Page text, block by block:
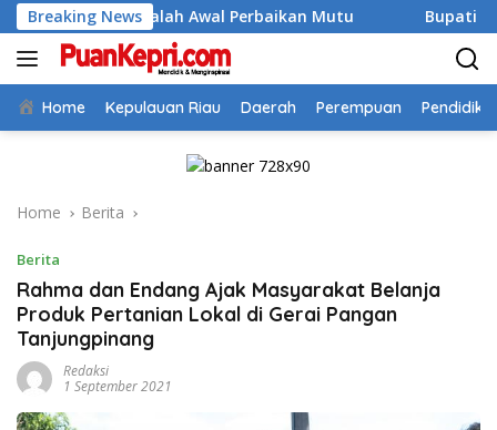
Skip
to
content
Breaking News
Awal Perbaikan Mutu Bupati Aneng Buka
Home Kepulauan Riau Daerah Perempuan
Home Berita
Berita
Rahma dan Endang Ajak Masyarakat Belanja
Produk Pertanian Lokal di Gerai Pangan
Tanjungpinang
Redaksi
1 September 2021